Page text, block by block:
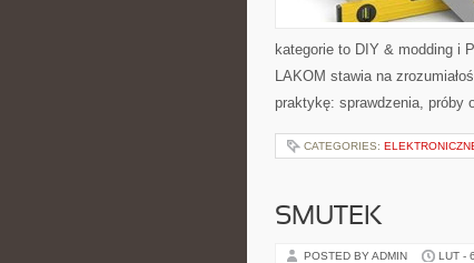
kategorie to DIY & modding i
LAKOM stawia na
praktykę: sprawdzenia, próby
CATEGORIES:
SMUTEK
POSTED BY ADMIN LUT -